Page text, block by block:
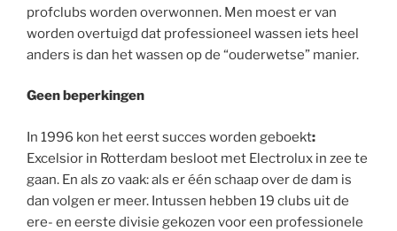
profclubs worden overwonnen. Men moest er van
worden overtuigd dat professioneel wassen iets heel
anders is dan het wassen op de “ouderwetse” manier.
Geen beperkingen
In 1996 kon het eerst succes worden geboekt:
Excelsior in Rotterdam besloot met Electrolux in zee te
gaan. En als zo vaak: als er één schaap over de dam is
dan volgen er meer. Intussen hebben 19 clubs uit de
ere- en eerste divisie gekozen voor een professionele